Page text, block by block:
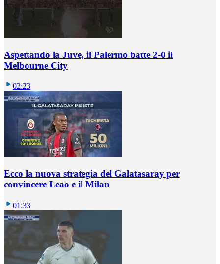
Aspettando la Juve, il Palermo batte 2-0 il
Melbourne City
02:23
Ecco la nuova strategia del Galatasaray per
convincere Leao e il Milan
01:33